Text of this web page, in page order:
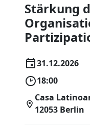
Stärkung
31.12.2026
18:00
Casa
12053 Berlin